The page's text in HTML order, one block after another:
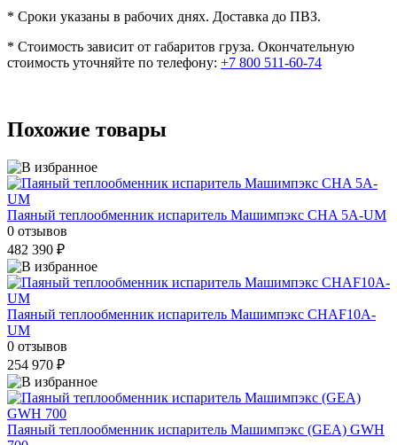
* Сроки указаны в рабочих днях. Доставка до ПВЗ.
* Стоимость зависит от габаритов груза. Окончательную
стоимость уточняйте по телефону: +7 800 511-60-74
Похожие товары
Паяный теплообменник испаритель Машимпэкс CHA 5A-UM
0 отзывов
482 390 ₽
Паяный теплообменник испаритель Машимпэкс CHAF10A-
UM
0 отзывов
254 970 ₽
Паяный теплообменник испаритель Машимпэкс (GEA) GWH